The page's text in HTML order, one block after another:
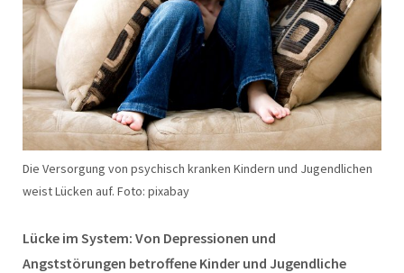
Die Versorgung von psychisch kranken Kindern und Jugendlichen
weist Lücken auf. Foto: pixabay
Lücke im System: Von Depressionen und
Angststörungen betroffene Kinder und Jugendliche